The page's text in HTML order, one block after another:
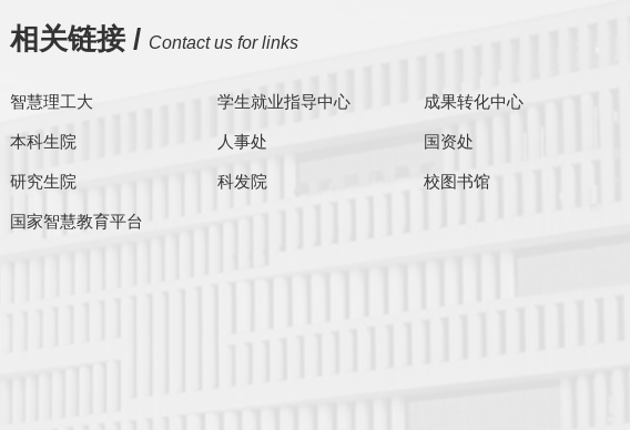
相关链接 / Contact us for links
智慧理工大
本科生院
研究生院
国家智慧教育平台
学生就业指导中心
人事处
科发院
成果转化中心
国资处
校图书馆